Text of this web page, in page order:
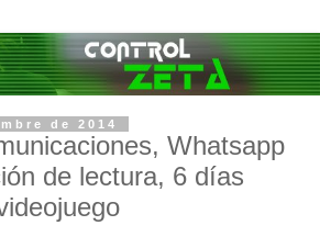
de 2014
Whatsapp
de lectura, 6 días